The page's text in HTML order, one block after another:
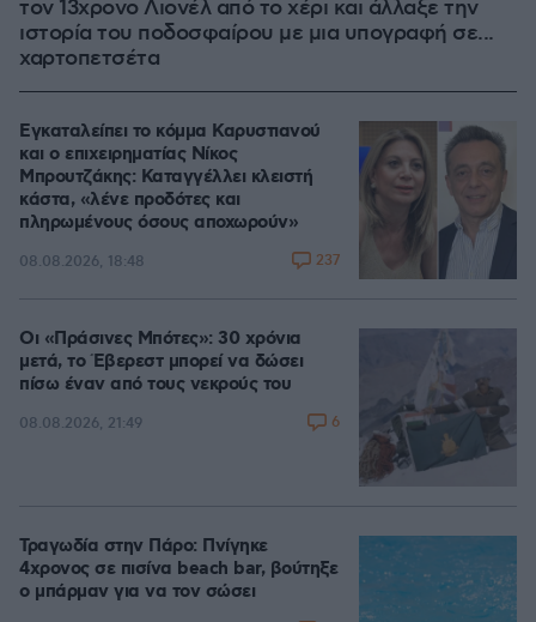
τον 13χρονο Λιονέλ από το χέρι και άλλαξε την
ιστορία του ποδοσφαίρου με μια υπογραφή σε...
χαρτοπετσέτα
Εγκαταλείπει το κόμμα Καρυστιανού
και ο επιχειρηματίας Νίκος
Μπρουτζάκης: Καταγγέλλει κλειστή
κάστα, «λένε προδότες και
πληρωμένους όσους αποχωρούν»
08.08.2026, 18:48 237
Οι «Πράσινες Μπότες»: 30 χρόνια
μετά, το Έβερεστ μπορεί να δώσει
πίσω έναν από τους νεκρούς του
08.08.2026, 21:49 6
Τραγωδία στην Πάρο: Πνίγηκε
4χρονος σε πισίνα beach bar, βούτηξε
ο μπάρμαν για να τον σώσει